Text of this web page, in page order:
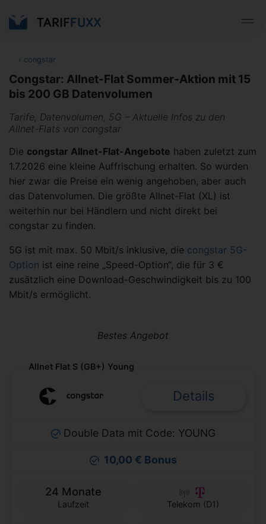
‹ congstar
Congstar: Allnet-Flat Sommer-Aktion mit 15
bis 200 GB Datenvolumen
Tarife, Datenvolumen, 5G – Aktuelle Infos zu den
Allnet-Flats von congstar
Die congstar Allnet-Flat-Angebote haben zuletzt zum
1.7.2026 eine kleine Auffrischung erhalten. So wurden
hier zwar die Preise ein wenig angehoben, aber auch
das Datenvolumen. Die größte Allnet-Flat (XL) ist
weiterhin nur bei Händlern und nicht direkt bei
congstar zu finden.
5G ist mit max. 50 Mbit/s inklusive, die congstar 5G-
Option ist eine reine „Speed-Option“, die für 3 €
zusätzlich eine Download-Geschwindigkeit bis zu 100
Mbit/s ermöglicht.
Bestes Angebot
Allnet Flat S (GB+) Young
Details
Double Data mit Code: YOUNG
10,00 € Bonus
24 Monate
Laufzeit Telekom (D1)